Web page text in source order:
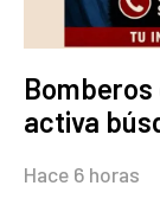
Bomberos
activa
Hace 6 horas